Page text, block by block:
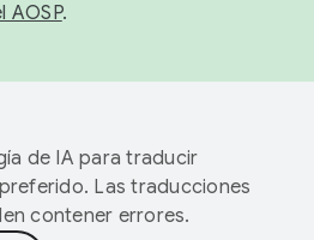
AOSP.
de IA para traducir
Las traducciones
contener errores.